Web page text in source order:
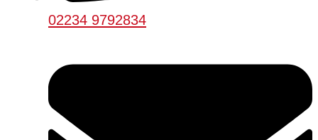
02234 9792834